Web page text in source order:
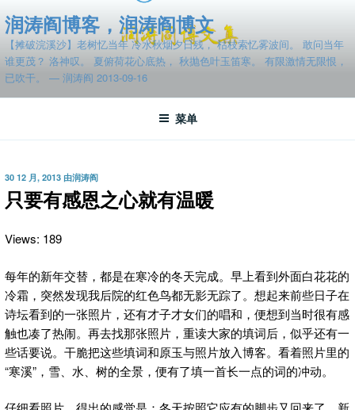
至
容
润涛阎博客，润涛阎博文
【摊破浣溪沙】老树忆当年 冷水秋烟夕日残， 枯枝索忆雾波间。 敢问当年
谁更茂？ 洛神叹。 夏俯荷花心底热， 秋抛色叶玉笛寒。 有限激情无限恨，
已吹干。 — 润涛阎 2013-09-16
菜单
发
布
于
30 12 月, 2013 由润涛阎
只要有感恩之心就有温暖
Views: 189
每年的新年交替，都是在寒冷的冬天完成。 早上看到外面白花花的
冷霜，突然发现我后院的红色鸟都无影无踪了。想起来前些日子在
诗坛看到的一张照片，还有才子才女们的唱和，便想到当时很有感
触也凑了热闹。再去找那张照片，重读大家的填词后，似乎还有一
些话要说。干脆把这些填词和原玉与照片放入博客。看着照片里的
“寒溪”，雪、水、树的全景，便有了填一首长一点的词的冲动。